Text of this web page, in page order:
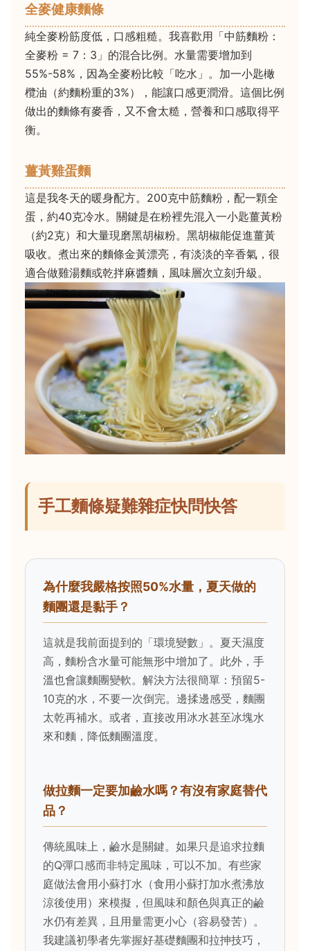
全麥健康麵條
純全麥粉筋度低，口感粗糙。我喜歡用「中筋麵粉：
全麥粉 = 7：3」的混合比例。水量需要增加到
55%-58%，因為全麥粉比較「吃水」。加一小匙橄
欖油（約麵粉重的3%），能讓口感更潤滑。這個比例
做出的麵條有麥香，又不會太糙，營養和口感取得平
衡。
薑黃雞蛋麵
這是我冬天的暖身配方。200克中筋麵粉，配一顆全
蛋，約40克冷水。關鍵是在粉裡先混入一小匙薑黃粉
（約2克）和大量現磨黑胡椒粉。黑胡椒能促進薑黃
吸收。煮出來的麵條金黃漂亮，有淡淡的辛香氣，很
適合做雞湯麵或乾拌麻醬麵，風味層次立刻升級。
手工麵條疑難雜症快問快答
為什麼我嚴格按照50%水量，夏天做的
麵團還是黏手？
這就是我前面提到的「環境變數」。夏天濕度
高，麵粉含水量可能無形中增加了。此外，手
溫也會讓麵團變軟。解決方法很簡單：預留5-
10克的水，不要一次倒完。邊揉邊感受，麵團
太乾再補水。或者，直接改用冰水甚至冰塊水
來和麵，降低麵團溫度。
做拉麵一定要加鹼水嗎？有沒有家庭替代
品？
傳統風味上，鹼水是關鍵。如果只是追求拉麵
的Q彈口感而非特定風味，可以不加。有些家
庭做法會用小蘇打水（食用小蘇打加水煮沸放
涼後使用）來模擬，但風味和顏色與真正的鹼
水仍有差異，且用量需更小心（容易發苦）。
我建議初學者先掌握好基礎麵團和拉抻技巧，